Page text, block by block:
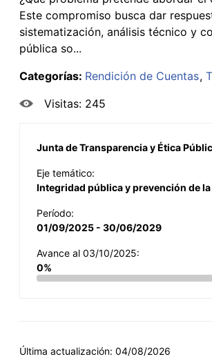
Este compromiso busca dar
sistematización, análisis técnico y
pública so...
Categorías: Rendición de Cuentas
Visitas: 245
Junta de Transparencia y Ética
Eje temático:
Integridad pública y prevención de
Período:
01/09/2025 - 30/06/2029
Avance al 03/10/2025:
0%
Última actualización: 04/08/2026